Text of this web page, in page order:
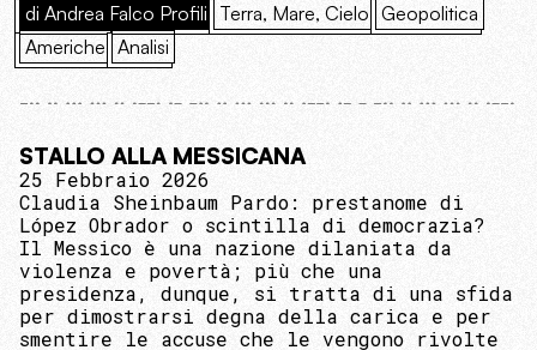
di Andrea Falco Profili Terra, Mare, Cielo Geopolitica
Americhe Analisi
STALLO ALLA MESSICANA
25 Febbraio 2026
Claudia Sheinbaum Pardo: prestanome di
López Obrador o scintilla di democrazia?
Il Messico è una nazione dilaniata da
violenza e povertà; più che una
presidenza, dunque, si tratta di una sfida
per dimostrarsi degna della carica e per
smentire le accuse che le vengono rivolte